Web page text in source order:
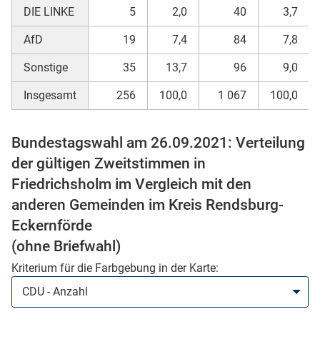
(Mikrozensus)
DIE LINKE 5 2,0 40 3,7
AfD 19 7,4 84 7,8
Sonstige 35 13,7 96 9,0
Insgesamt 256 100,0 1 067 100,0
Bundestagswahl am 26.09.2021: Verteilung
der gültigen Zweitstimmen in
Friedrichsholm im Vergleich mit den
anderen Gemeinden im Kreis Rendsburg-
Eckernförde
(ohne Briefwahl)
Kriterium für die Farbgebung in der Karte: